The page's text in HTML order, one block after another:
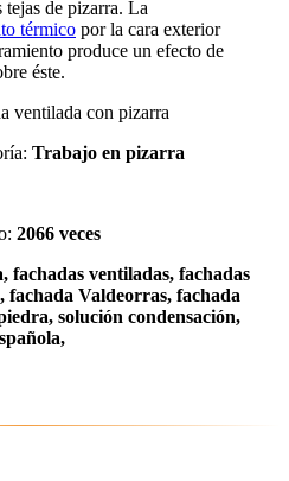
tejas de pizarra. La
térmico por la cara exterior
produce un efecto de
éste.
Trabajo en pizarra
2066 veces
ventiladas, fachadas
fachada Valdeorras, fachada
solución condensación,